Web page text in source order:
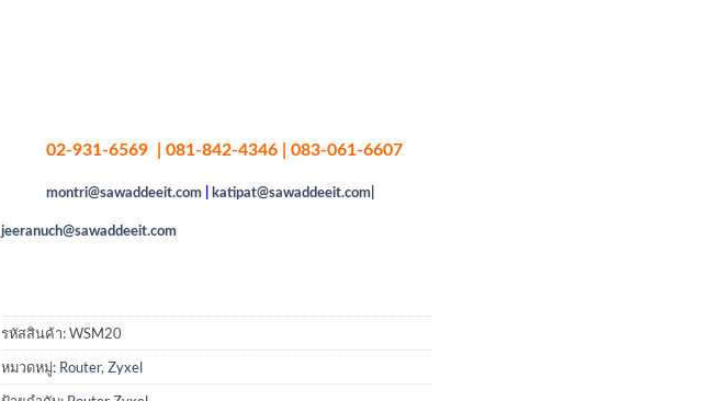
02-931-6569 | 081-842-4346 | 083-061-6607
montri@sawaddeeit.com katipat@sawaddeeit.com|
jeeranuch@sawaddeeit.com
รหัสสินค้า:WSM20
หมวดหมู่: Router, Zyxel